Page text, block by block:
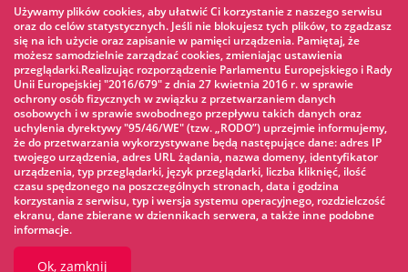
Drogi »
Warto zobaczyć
Park linowy »
Park Wodny »
Lodowisko »
KINOECK »
Muzeum »
Używamy plików cookies, aby ułatwić Ci korzystanie z naszego serwisu
oraz do celów statystycznych. Jeśli nie blokujesz tych plików, to zgadzasz
się na ich użycie oraz zapisanie w pamięci urządzenia. Pamiętaj, że
możesz samodzielnie zarządzać cookies, zmieniając ustawienia
przeglądarki.Realizując rozporządzenie Parlamentu Europejskiego i Rady
Unii Europejskiej "2016/679" z dnia 27 kwietnia 2016 r. w sprawie
ochrony osób fizycznych w związku z przetwarzaniem danych
osobowych i w sprawie swobodnego przepływu takich danych oraz
uchylenia dyrektywy "95/46/WE" (tzw. „RODO”) uprzejmie informujemy,
że do przetwarzania wykorzystywane będą następujące dane: adres IP
twojego urządzenia, adres URL żądania, nazwa domeny, identyfikator
urządzenia, typ przeglądarki, język przeglądarki, liczba kliknięć, ilość
czasu spędzonego na poszczególnych stronach, data i godzina
korzystania z serwisu, typ i wersja systemu operacyjnego, rozdzielczość
ekranu, dane zbierane w dziennikach serwera, a także inne podobne
informacje.
Ok, zamknij